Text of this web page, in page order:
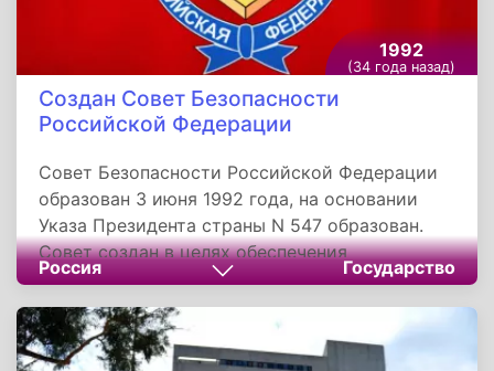
1992
(34 года назад)
Создан Совет Безопасности
Российской Федерации
Совет Безопасности Российской Федерации
образован 3 июня 1992 года, на основании
Указа Президента страны N 547 образован.
Совет создан в целях обеспечения
реализации функций главы государства по
управлению государством, формированию
внутренней, внешней и военной политики в
области безопасности, сохранению
Россия Государство